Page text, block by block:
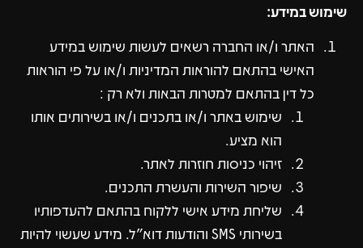
שימוש במידע:
האתר ו/או החברה רשאים לעשות שימוש במידע
האישי בהתאם להוראות המדיניות ו/או על פי הוראות
כל דין בהתאם למטרות הבאות ולא רק :
שימוש באתר ו/או בתכנים ו/או בשירותים אותו
הוא מציע.
זיהוי כניסות חוזרות לאתר.
שיפור השירות והעשרת התכנים.
שליחת מידע אישי ללקוח בהתאם להעדפותיו
בשירותי SMS והודעות דוא"ל. מידע שעשוי להיות